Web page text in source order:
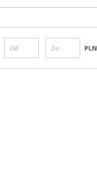
PLN